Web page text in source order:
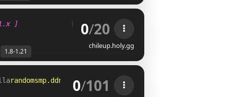
] RankUP] [x BOSSES
0/20
chileup.holy.gg
1.8-1.21
randomsmp.ddns.net | Supports 1.16.x - 1.21.11+
0/101